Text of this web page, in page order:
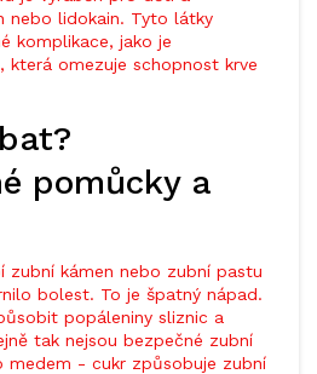
nebo lidokain. Tyto látky
komplikace, jako je
která omezuje schopnost krve
pomůcky a
zubní kámen nebo zubní pastu
bolest. To je špatný nápad.
popáleniny sliznic a
tak nejsou bezpečné zubní
medem - cukr způsobuje zubní